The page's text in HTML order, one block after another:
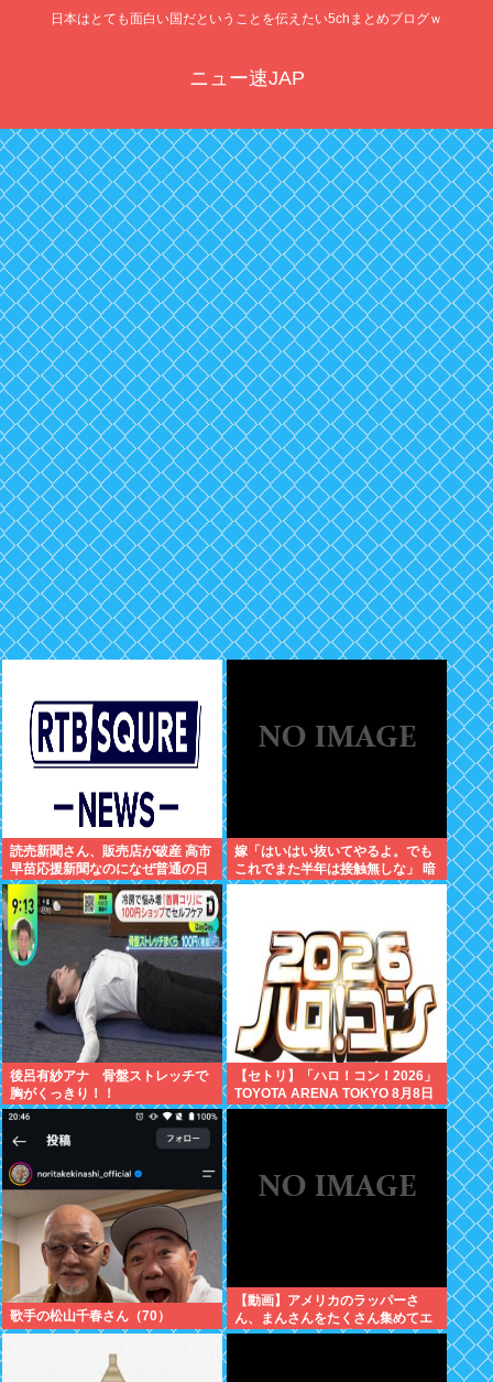
日本はとても面白い国だということを伝えたい5chまとめブログｗ
ニュー速JAP
読売新聞さん、販売店が破産 高市
早苗応援新聞なのになぜ普通の日
本人は買い支えないの？
嫁「はいはい抜いてやるよ。でも
これでまた半年は接触無しな」 暗
黙のこれツラ過ぎるだろ
後呂有紗アナ 骨盤ストレッチで
胸がくっきり！！
【セトリ】「ハロ！コン！2026」
TOYOTA ARENA TOKYO 8月8日
昼・夜公演セットリス
歌手の松山千春さん（70）
【動画】アメリカのラッパーさ
ん、まんさんをたくさん集めてエ
チエチダンスを全裸で踊るMVを撮